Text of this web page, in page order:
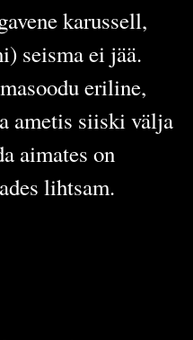
karussell,
seisma ei jää.
eriline,
ametis siiski välja
aimates on
lihtsam.